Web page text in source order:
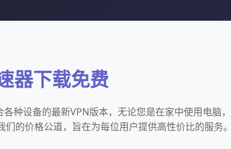
器下载免费
种设备的最新VPN版本，无论您是在家中使用电脑
的价格公道，旨在为每位用户提供高性价比的服务。